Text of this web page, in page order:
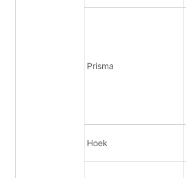
Prisma
Hoek